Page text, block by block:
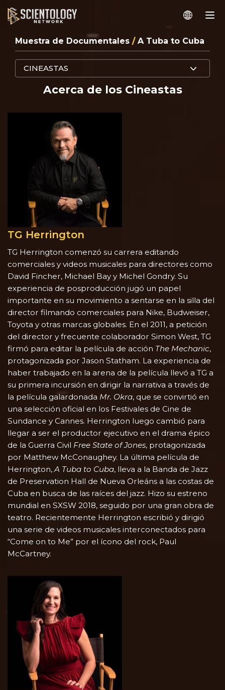
Muestra de Documentales / A Tuba to Cuba
CINEASTAS
Acerca de los Cineastas
TG Herrington
TG Herrington comenzó su carrera editando
comerciales y videos musicales para directores como
David Fincher, Michael Bay y Michel Gondry. Su
experiencia de posproducción jugó un papel
importante en su movimiento a sentarse en la silla del
director filmando comerciales para Nike, Budweiser,
Toyota y otras marcas globales. En el 2011, a petición
del director y frecuente colaborador Simon West, TG
firmó para editar la película de acción The Mechanic,
protagonizada por Jason Statham. La experiencia de
haber trabajado en la arena de la película llevó a TG a
su primera incursión en dirigir la narrativa a través de
la película galardonada Mr. Okra, que se convirtió en
una selección oficial en los Festivales de Cine de
Sundance y Cannes. Herrington luego cambió para
llegar a ser el productor ejecutivo en el drama épico
de la Guerra Civil Free State of Jones, protagonizada
por Matthew McConaughey. La última película de
Herrington,A Tuba to Cuba, lleva a la Banda de Jazz
de Preservation Hall de Nueva Orleáns a las costas de
Cuba en busca de las raíces del jazz. Hizo su estreno
mundial en SXSW 2018, seguido por una gran obra de
teatro. Recientemente Herrington escribió y dirigió
una serie de videos musicales interconectados para
“Come on to Me” por el ícono del rock, Paul
McCartney.